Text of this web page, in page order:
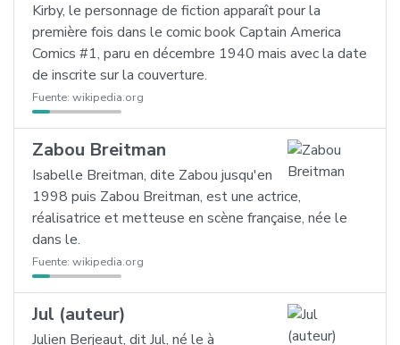
Kirby, le personnage de fiction apparaît pour la
première fois dans le comic book Captain America
Comics #1, paru en décembre 1940 mais avec la date
de inscrite sur la couverture.
Fuente: wikipedia.org
Zabou Breitman
Isabelle Breitman, dite Zabou jusqu'en
1998 puis Zabou Breitman, est une actrice,
réalisatrice et metteuse en scène française, née le
dans le.
Fuente: wikipedia.org
Jul (auteur)
Julien Berjeaut, dit Jul, né le à